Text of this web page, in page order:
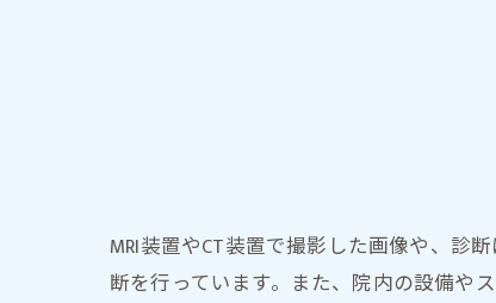
MRI装置やCT装置で撮影した画像や、診
断を行っています。また、院内の設備や